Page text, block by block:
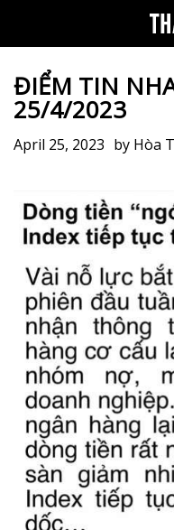
ĐIỂM TIN
25/4/2023
April 25, 2023 by Hòa